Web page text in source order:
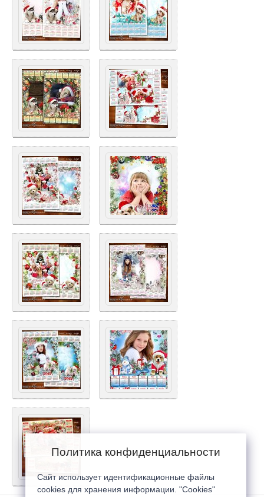
Политика конфиденциальности
Сайт использует идентификационные файлы
cookies для хранения информации. "Cookies"